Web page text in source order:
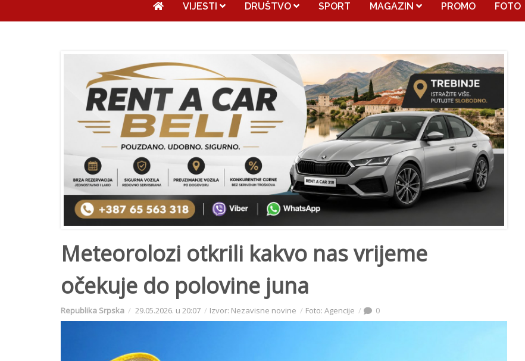
VIJESTI DRUŠTVO SPORT MAGAZIN PROMO FOTO
Meteorolozi otkrili kakvo nas vrijeme
očekuje do polovine juna
Republika Srpska 29.05.2026. u 20:07 Izvor: Nezavisne novine Foto: Agencije 0